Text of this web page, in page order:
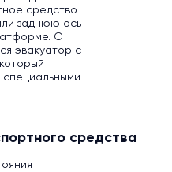
средство
заднюю ось
С
эвакуатор с
средства